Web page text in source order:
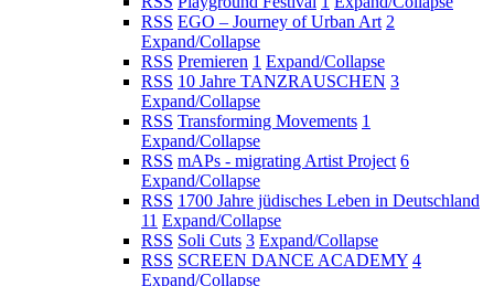
RSS EGO – Journey of Urban Art 2
Expand/Collapse
RSS Premieren 1 Expand/Collapse
RSS 10 Jahre TANZRAUSCHEN 3
Expand/Collapse
RSS Transforming Movements 1
Expand/Collapse
RSS mAPs - migrating Artist Project 6
Expand/Collapse
RSS 1700 Jahre jüdisches Leben in Deutschland
11 Expand/Collapse
RSS Soli Cuts 3 Expand/Collapse
RSS SCREEN DANCE ACADEMY 4
Expand/Collapse